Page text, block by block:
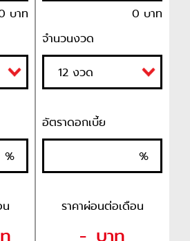
บาท
0 บาท
จำนวนงวด
%
อัตราดอกเบี้ย
%
น ราคาผ่อนต่อเดือน
- บาท